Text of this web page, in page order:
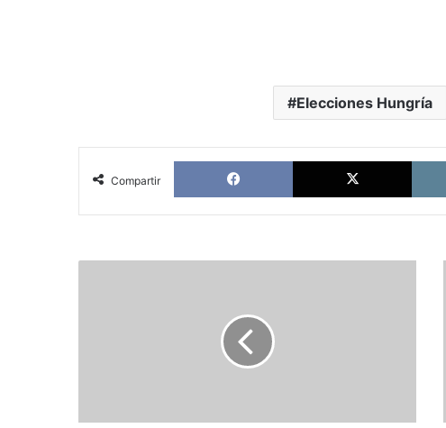
Elecciones Hungría
Compartir
Facebook X
su